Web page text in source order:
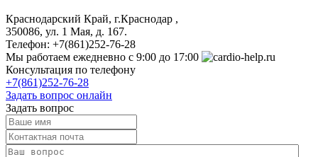
Краснодарский Край, г.Краснодар ,
350086, ул. 1 Мая, д. 167.
Телефон: +7(861)252-76-28
Мы работаем ежедневно с 9:00 до 17:00
Консультация по телефону
+7(861)252-76-28
Задать вопрос онлайн
Задать вопрос